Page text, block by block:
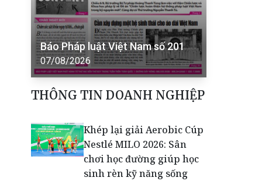
Báo Pháp luật Việt Nam số 201
07/08/2026
THÔNG TIN DOANH NGHIỆP
Khép lại giải Aerobic Cúp
Nestlé MILO 2026: Sân
chơi học đường giúp học
sinh rèn kỹ năng sống